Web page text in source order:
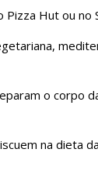
Hut ou no
o corpo
na dieta